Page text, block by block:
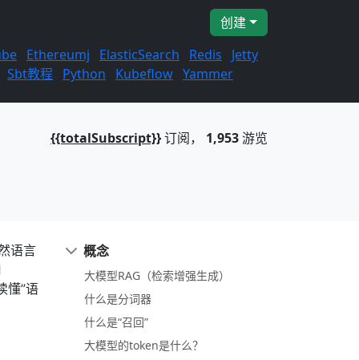
创建
Ethereumj ElasticSearch Redis
Jetty
Sbt教程
Python Kubeflow Yammer
{{totalSubscript}}订阅， 1,953游览
语言
懂”语
概念
大模型RAG（检索增强生成）
什么是分词器
什么是“召回”
大模型的token是什么？